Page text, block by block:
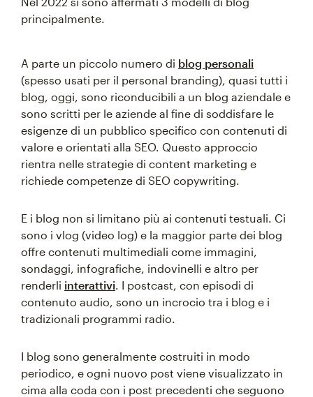
principalmente.
A parte un piccolo numero di blog personali
(spesso usati per il personal branding), quasi tutti i
blog, oggi, sono riconducibili a un blog aziendale e
sono scritti per le aziende al fine di soddisfare le
esigenze di un pubblico specifico con contenuti di
valore e orientati alla SEO. Questo approccio
rientra nelle strategie di content marketing e
richiede competenze di SEO copywriting.
E i blog non si limitano più ai contenuti testuali. Ci
sono i vlog (video log) e la maggior parte dei blog
offre contenuti multimediali come immagini,
sondaggi, infografiche, indovinelli e altro per
renderli interattivi. I postcast, con episodi di
contenuto audio, sono un incrocio tra i blog e i
tradizionali programmi radio.
I blog sono generalmente costruiti in modo
periodico, e ogni nuovo post viene visualizzato in
cima alla coda con i post precedenti che seguono